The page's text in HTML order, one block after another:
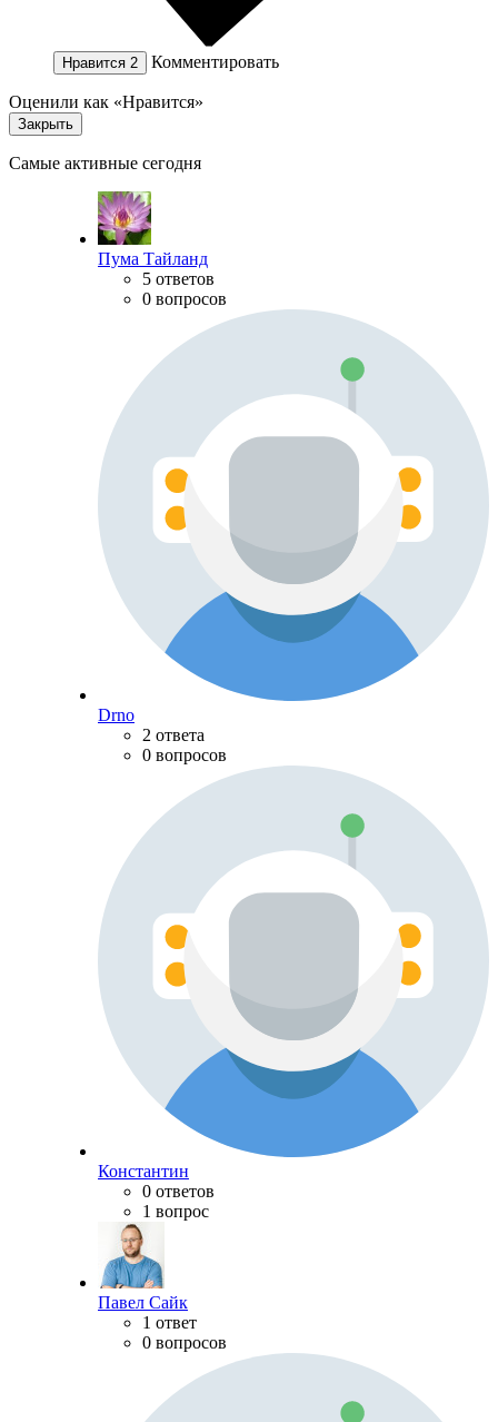
Нравится 2 Комментировать
Оценили как «Нравится»
Закрыть
Самые активные сегодня
Пума Тайланд
5 ответов
0 вопросов
Drno
2 ответа
0 вопросов
Константин
0 ответов
1 вопрос
Павел Сайк
1 ответ
0 вопросов